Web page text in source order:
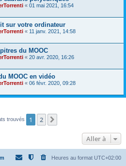
« 01 mai 2021, 16:54
sur votre ordinateur
« 11 janv. 2021, 14:58
du MOOC
« 20 avr. 2020, 16:26
MOOC en vidéo
« 06 févr. 2020, 09:28
trouvés 1 2
Aller à
Heures au format UTC+02:00